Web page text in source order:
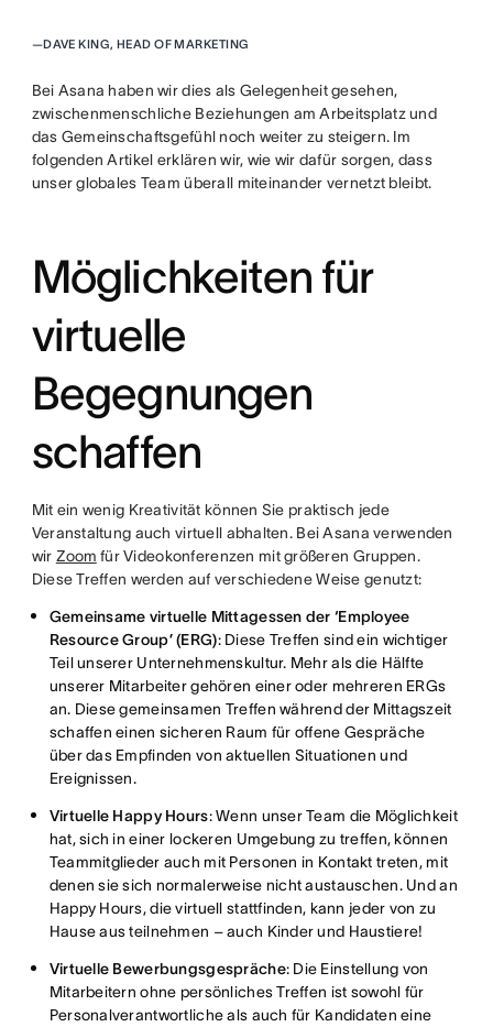
—DAVE KING, HEAD OF MARKETING
Bei Asana haben wir dies als Gelegenheit gesehen,
zwischenmenschliche Beziehungen am Arbeitsplatz und
das Gemeinschaftsgefühl noch weiter zu steigern. Im
folgenden Artikel erklären wir, wie wir dafür sorgen, dass
unser globales Team überall miteinander vernetzt bleibt.
Möglichkeiten für
virtuelle
Begegnungen
schaffen
Mit ein wenig Kreativität können Sie praktisch jede
Veranstaltung auch virtuell abhalten. Bei Asana verwenden
wir Zoom für Videokonferenzen mit größeren Gruppen.
Diese Treffen werden auf verschiedene Weise genutzt:
Gemeinsame virtuelle Mittagessen der ‘Employee
Resource Group’ (ERG): Diese Treffen sind ein wichtiger
Teil unserer Unternehmenskultur. Mehr als die Hälfte
unserer Mitarbeiter gehören einer oder mehreren ERGs
an. Diese gemeinsamen Treffen während der Mittagszeit
schaffen einen sicheren Raum für offene Gespräche
über das Empfinden von aktuellen Situationen und
Ereignissen.
Virtuelle Happy Hours: Wenn unser Team die Möglichkeit
hat, sich in einer lockeren Umgebung zu treffen, können
Teammitglieder auch mit Personen in Kontakt treten, mit
denen sie sich normalerweise nicht austauschen. Und an
Happy Hours, die virtuell stattfinden, kann jeder von zu
Hause aus teilnehmen – auch Kinder und Haustiere!
Virtuelle Bewerbungsgespräche: Die Einstellung von
Mitarbeitern ohne persönliches Treffen ist sowohl für
Personalverantwortliche als auch für Kandidaten eine